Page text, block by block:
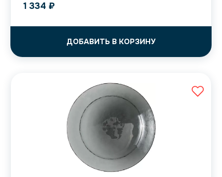
1 334 ₽
ДОБАВИТЬ В КОРЗИНУ